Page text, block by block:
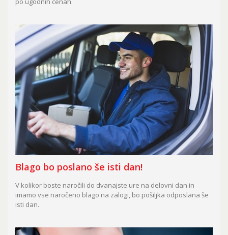
Blago bo poslano še isti dan!
V kolikor boste naročili do dvanajste ure na delovni dan in
imamo vse naročeno blago na zalogi, bo pošiljka odposlana še
isti dan.